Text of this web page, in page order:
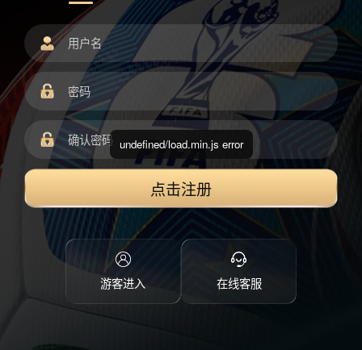
点击注册
游客进入 在线客服
undefined/load.min.js error